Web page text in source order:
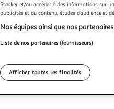
Stocker et/ou accéder à des informations sur
publicités et du contenu, études d’audience et
Nos équipes ainsi que nos
Liste de nos partenaires (fournisseurs)
Afficher toutes les finalités